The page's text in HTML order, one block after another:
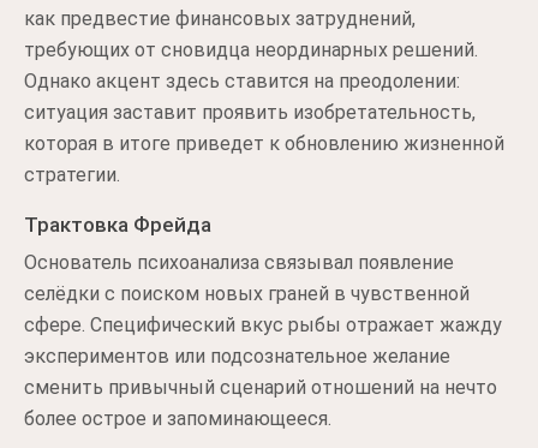
как предвестие финансовых затруднений,
требующих от сновидца неординарных решений.
Однако акцент здесь ставится на преодолении:
ситуация заставит проявить изобретательность,
которая в итоге приведет к обновлению жизненной
стратегии.
Трактовка Фрейда
Основатель психоанализа связывал появление
селёдки с поиском новых граней в чувственной
сфере. Специфический вкус рыбы отражает жажду
экспериментов или подсознательное желание
сменить привычный сценарий отношений на нечто
более острое и запоминающееся.